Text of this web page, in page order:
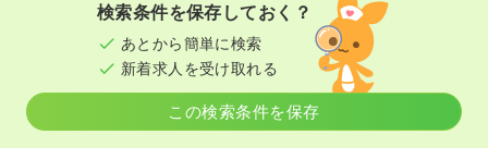
検索条件を保存しておく？
あとから簡単に検索
新着求人を受け取れる
この検索条件を保存